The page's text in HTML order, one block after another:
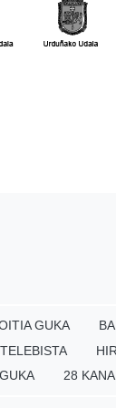
GUKA
28